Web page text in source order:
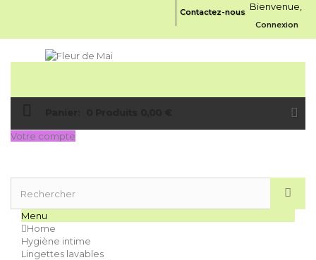
Bienvenue,
Connexion
Contactez-nous
Votre compte
Menu
Home
Hygiène intime
Lingettes lavables